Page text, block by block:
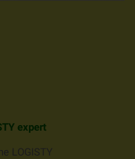
expert
LOGISTY